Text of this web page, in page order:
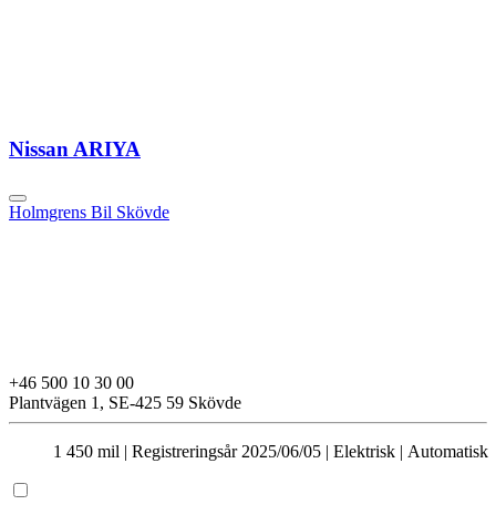
Nissan ARIYA
Holmgrens Bil Skövde
+46 500 10 30 00
Plantvägen 1, SE-425 59 Skövde
1 450 mil | Registreringsår 2025/06/05 | Elektrisk | Automatisk